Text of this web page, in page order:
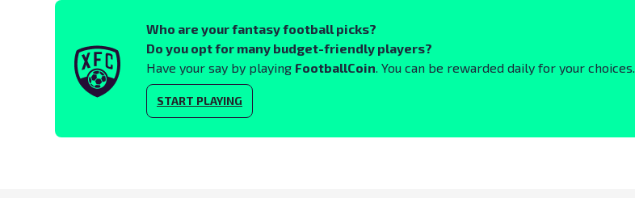
Who are your fantasy football picks?
Do you opt for many budget-friendly players?
Have your say by playing FootballCoin. You can be rewarded daily for your choices.
START PLAYING